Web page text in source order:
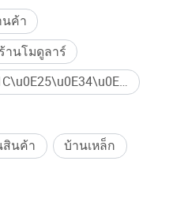
นค้า
ร้านโมดูลาร์
\u0E42\u0E23\u0E07\u0E1C\u0E25\u0E34\u0E15\u0E2A\u0E33\u0E40\u0E23\u0E47\u0E08\u0E23\u0E39\u0E1B ซื้อจำนวนมาก
สินค้า
บ้านเหล็ก